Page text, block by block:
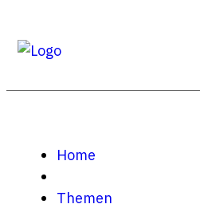
Home
Themen